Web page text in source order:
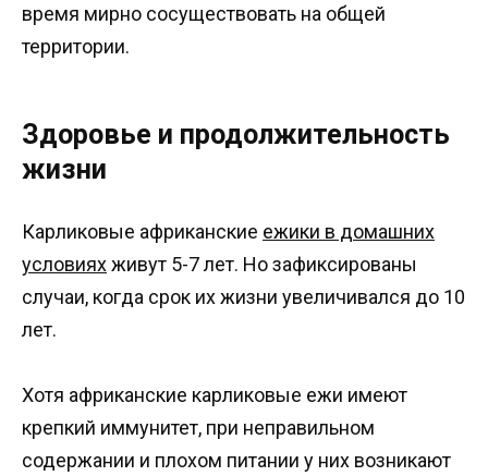
время мирно сосуществовать на общей
территории.
Здоровье и продолжительность
жизни
Карликовые африканские ежики в домашних
условияхживут 5-7 лет. Но зафиксированы
случаи, когда срок их жизни увеличивался до 10
лет.
Хотя африканские карликовые ежи имеют
крепкий иммунитет, при неправильном
содержании и плохом питании у них возникают